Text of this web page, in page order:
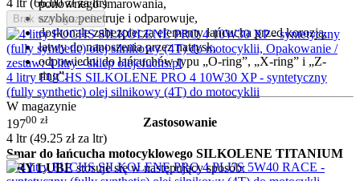
ponownego smarowania,
szybko penetruje i odparowuje,
doskonale zabezpiecza elementy łańcucha przed korozją,
łatwy do nanoszenia przez natrysk,
odpowiedni do łańcuchów typu „O-ring”, „X-ring” i „Z-
ring”.
Zastosowanie
Smar do łańcucha motocyklowego SILKOLENE TITANIUM
DRY LUBEstosuje się w następujący sposób:
Brak w magazynie
4 litry FUCHS SILKOLENE PRO 4 10W30 XP - syntetyczny
(fully synthetic) olej silnikowy (4T) do motocyklii
W magazynie
19700 zł
4 ltr (49.25 złza ltr)